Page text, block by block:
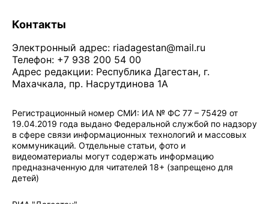
Контакты
Электронный адрес: riadagestan@mail.ru
Телефон: +7 938 200 54 00
Адрес редакции: Республика Дагестан, г.
Махачкала, пр. Насрутдинова 1А
Регистрационный номер СМИ: ИА № ФС 77 – 75429 от
19.04.2019 года выдано Федеральной службой по надзору
в сфере связи информационных технологий и массовых
коммуникаций. Отдельные статьи, фото и
видеоматериалы могут содержать информацию
предназначенную для читателей 18+ (запрещено для
детей)